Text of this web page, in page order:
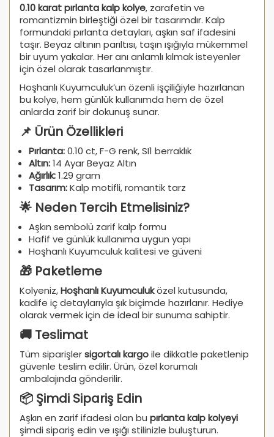
0.10 karat pırlanta kalp kolye, zarafetin ve
romantizmin birleştiği özel bir tasarımdır. Kalp
formundaki pırlanta detayları, aşkın saf ifadesini
taşır. Beyaz altının parıltısı, taşın ışığıyla mükemmel
bir uyum yakalar. Her anı anlamlı kılmak isteyenler
için özel olarak tasarlanmıştır.
Hoşhanlı Kuyumculuk’un özenli işçiliğiyle hazırlanan
bu kolye, hem günlük kullanımda hem de özel
anlarda zarif bir dokunuş sunar.
📌 Ürün Özellikleri
Pırlanta:0.10 ct, F-G renk, SI1 berraklık
Altın:14 Ayar Beyaz Altın
Ağırlık:1.29 gram
Tasarım:Kalp motifli, romantik tarz
🌟 Neden Tercih Etmelisiniz?
Aşkın sembolü zarif kalp formu
Hafif ve günlük kullanıma uygun yapı
Hoşhanlı Kuyumculuk kalitesi ve güveni
🎁 Paketleme
Kolyeniz,Hoşhanlı Kuyumculuközel kutusunda,
kadife iç detaylarıyla şık biçimde hazırlanır. Hediye
olarak vermek için de ideal bir sunuma sahiptir.
🚚 Teslimat
Tüm siparişlersigortalı kargoile dikkatle paketlenip
güvenle teslim edilir. Ürün, özel korumalı
ambalajında gönderilir.
📦 Şimdi Sipariş Edin
Aşkın en zarif ifadesi olan bu pırlanta kalp kolyeyi
şimdi sipariş edin ve ışığı stilinizle buluşturun.